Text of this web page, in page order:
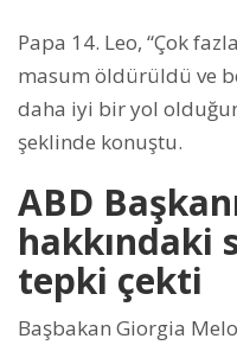
Papa 14. Leo, “Çok
masum öldürüldü ve
daha iyi bir yol
şeklinde konuştu.
ABD
hakkındaki
tepki çekti
Başbakan Giorgia